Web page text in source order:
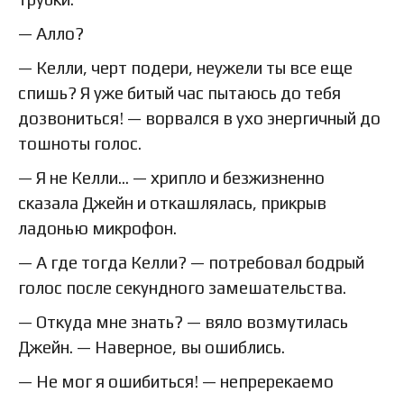
— Алло?
— Келли, черт подери, неужели ты все еще
спишь? Я уже битый час пытаюсь до тебя
дозвониться! — ворвался в ухо энергичный до
тошноты голос.
— Я не Келли… — хрипло и безжизненно
сказала Джейн и откашлялась, прикрыв
ладонью микрофон.
— А где тогда Келли? — потребовал бодрый
голос после секундного замешательства.
— Откуда мне знать? — вяло возмутилась
Джейн. — Наверное, вы ошиблись.
— Не мог я ошибиться! — непререкаемо